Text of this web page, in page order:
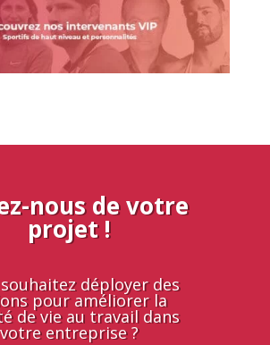
nous de votre
projet !
déployer des
pour améliorer la
de vie au travail dans
votre entreprise ?